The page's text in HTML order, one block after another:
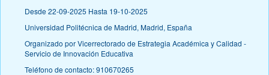
Desde 22-09-2025 Hasta 19-10-2025
Universidad Politécnica de Madrid, Madrid, España
Organizado por Vicerrectorado de Estrategia Académica y Calidad -
Servicio de Innovación Educativa
Teléfono de contacto: 910670265